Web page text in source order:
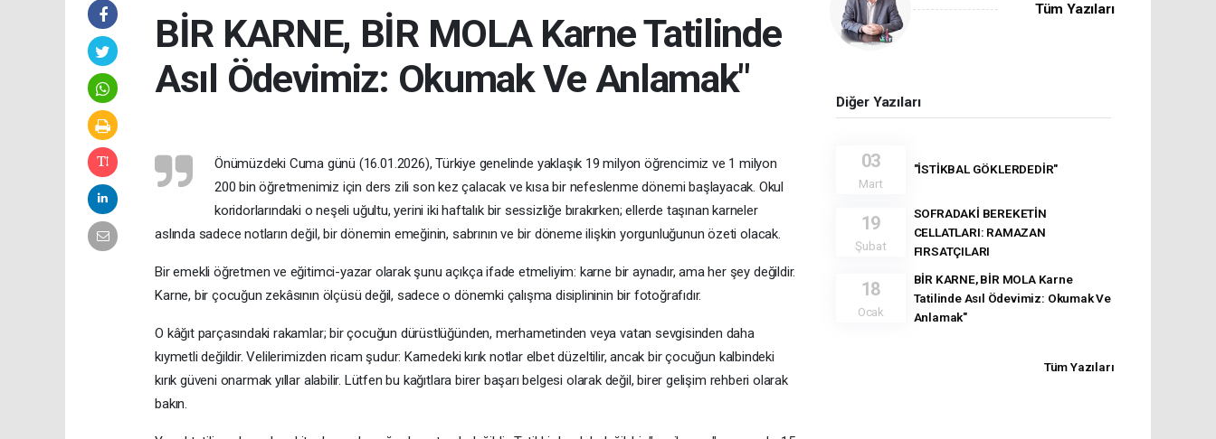
BİR KARNE, BİR MOLA Karne Tatilinde
Asıl Ödevimiz: Okumak Ve Anlamak"
Önümüzdeki Cuma günü (16.01.2026), Türkiye genelinde yaklaşık 19 milyon öğrencimiz ve 1 milyon
200 bin öğretmenimiz için ders zili son kez çalacak ve kısa bir nefeslenme dönemi başlayacak. Okul
koridorlarındaki o neşeli uğultu, yerini iki haftalık bir sessizliğe bırakırken; ellerde taşınan karneler
aslında sadece notların değil, bir dönemin emeğinin, sabrının ve bir döneme ilişkin yorgunluğunun özeti olacak.
Bir emekli öğretmen ve eğitimci-yazar olarak şunu açıkça ifade etmeliyim: karne bir aynadır, ama her şey değildir.
Karne, bir çocuğun zekâsının ölçüsü değil, sadece o dönemki çalışma disiplininin bir fotoğrafıdır.
O kâğıt parçasındaki rakamlar; bir çocuğun dürüstlüğünden, merhametinden veya vatan sevgisinden daha
kıymetli değildir. Velilerimizden ricam şudur: Karnedeki kırık notlar elbet düzeltilir, ancak bir çocuğun kalbindeki
kırık güveni onarmak yıllar alabilir. Lütfen bu kağıtlara birer başarı belgesi olarak değil, birer gelişim rehberi olarak
bakın.
Tüm Yazıları
Diğer Yazıları
03
Mart
"İSTİKBAL GÖKLERDEDİR"
19
Şubat
SOFRADAKİ BEREKETİN
CELLATLARI: RAMAZAN
FIRSATÇILARI
18
Ocak
BİR KARNE, BİR MOLA Karne
Tatilinde Asıl Ödevimiz: Okumak Ve
Anlamak"
Tüm Yazıları